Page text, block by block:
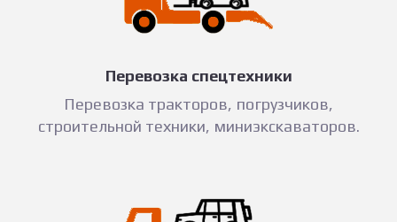
Перевозка спецтехники
Перевозка тракторов, погрузчиков,
строительной техники, миниэкскаваторов.